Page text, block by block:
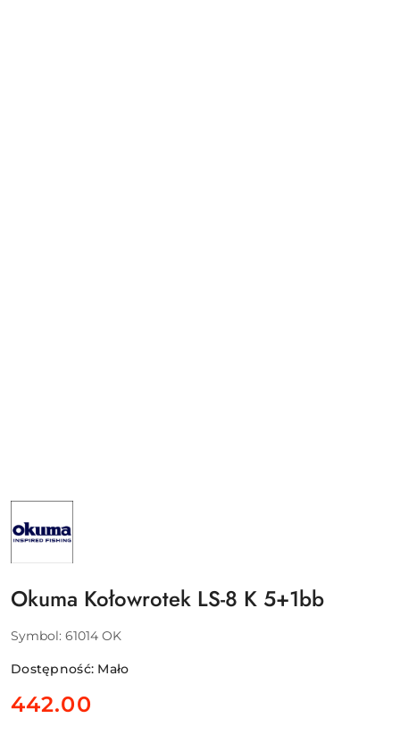
NAZWA
PRODUCENTA:
OKUMA
Okuma Kołowrotek LS-8 K 5+1bb
Symbol: 61014 OK
Dostępność: Mało
cena:
442.00